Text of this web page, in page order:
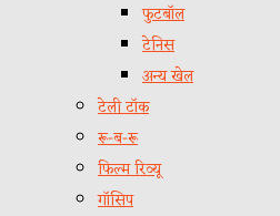
फुटबॉल
टेनिस
अन्य खेल
टेली टॉक
रू-ब-रू
फिल्म रिव्यू
गॉसिप